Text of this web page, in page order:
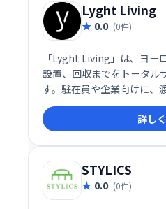
Lyght Living
0.0 (0件)
「Lyght Living」は、ヨー
設置、回収までをトータル
す。駐在員や企業向けに、
ーズにします。家具の手
でを全て代行するため、時
適な生活環境を迅速に整
ーロッパでの家具レンタ
ください。
詳し
STYLICS
0.0 (0件)